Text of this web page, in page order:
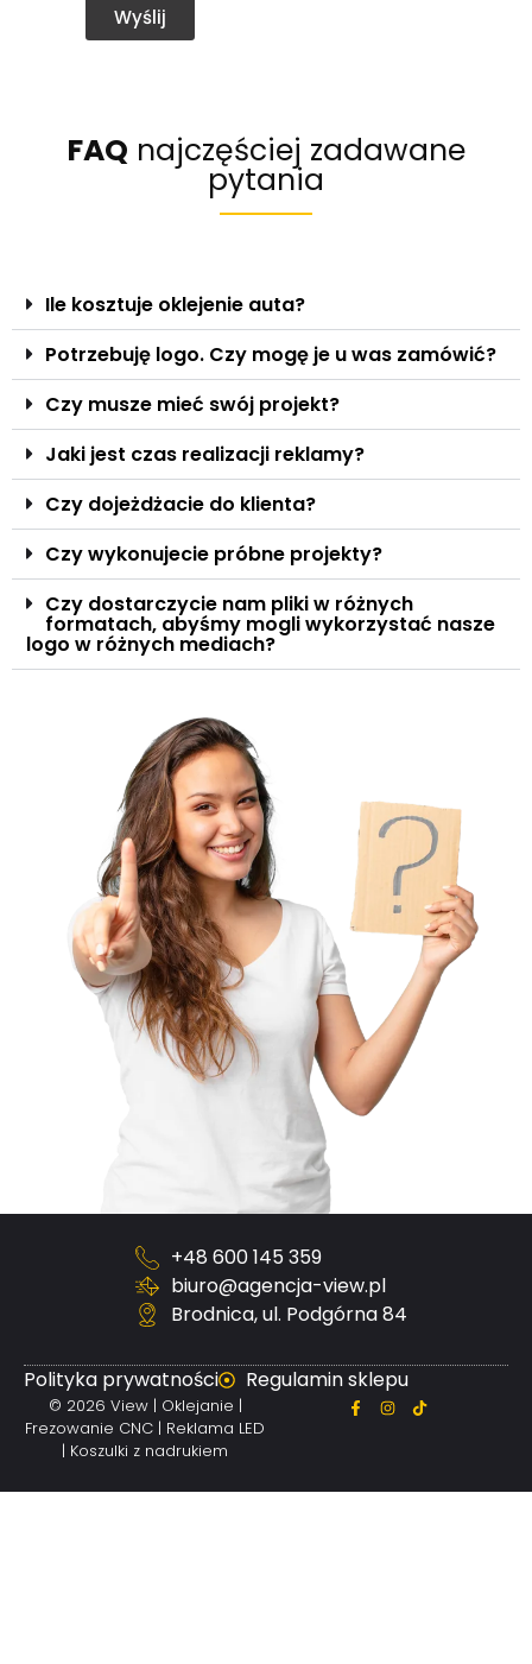
Wyślij
FAQ najczęściej zadawane
pytania
Ile kosztuje oklejenie auta?
Potrzebuję logo. Czy mogę je u was zamówić?
Czy musze mieć swój projekt?
Jaki jest czas realizacji reklamy?
Czy dojeżdżacie do klienta?
Czy wykonujecie próbne projekty?
Czy dostarczycie nam pliki w różnych
formatach, abyśmy mogli wykorzystać nasze
logo w różnych mediach?
+48 600 145 359
biuro@agencja-view.pl
Brodnica, ul. Podgórna 84
Polityka prywatności Regulamin sklepu
© 2026 View | Oklejanie |
Frezowanie CNC | Reklama LED
| Koszulki z nadrukiem